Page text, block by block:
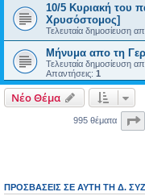
10/5 Κυριακή του
Χρυσόστομος]
Τελευταία δημοσίευση
Μήνυμα απο τη
Τελευταία δημοσίευση
Απαντήσεις: 1
Νέο Θέμα
995 θέματα
ΠΡΟΣΒΆΣΕΙΣ ΣΕ ΑΥΤΉ ΤΗ Δ.